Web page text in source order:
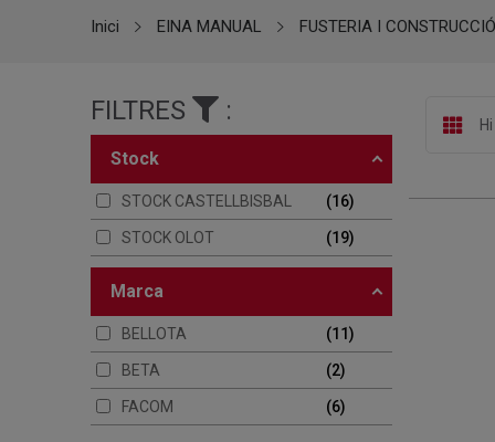
Inici EINA MANUAL FUSTERIA I CONSTRUCCIÓ
FILTRES :
stock
STOCK CASTELLBISBAL 16
STOCK OLOT 19
marca
BELLOTA 11
BETA 2
FACOM 6